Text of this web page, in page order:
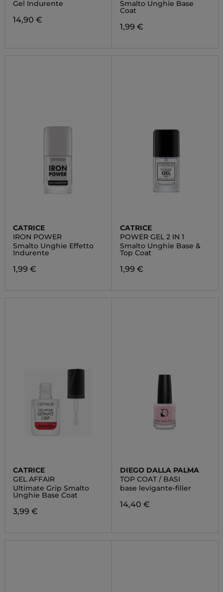
Gel Indurente
14,90 €
Smalto Unghie Base
Coat
1,99 €
CATRICE
IRON POWER
Smalto Unghie Effetto
Indurente
1,99 €
CATRICE
POWER GEL 2 IN 1
Smalto Unghie Base &
Top Coat
1,99 €
CATRICE
GEL AFFAIR
Ultimate Grip Smalto
Unghie Base Coat
3,99 €
DIEGO DALLA PALMA
TOP COAT / BASI
base levigante-filler
14,40 €